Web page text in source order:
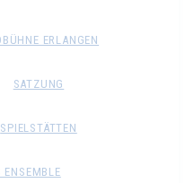
ERLANGEN
SATZUNG
SPIELSTÄTTEN
ENSEMBLE